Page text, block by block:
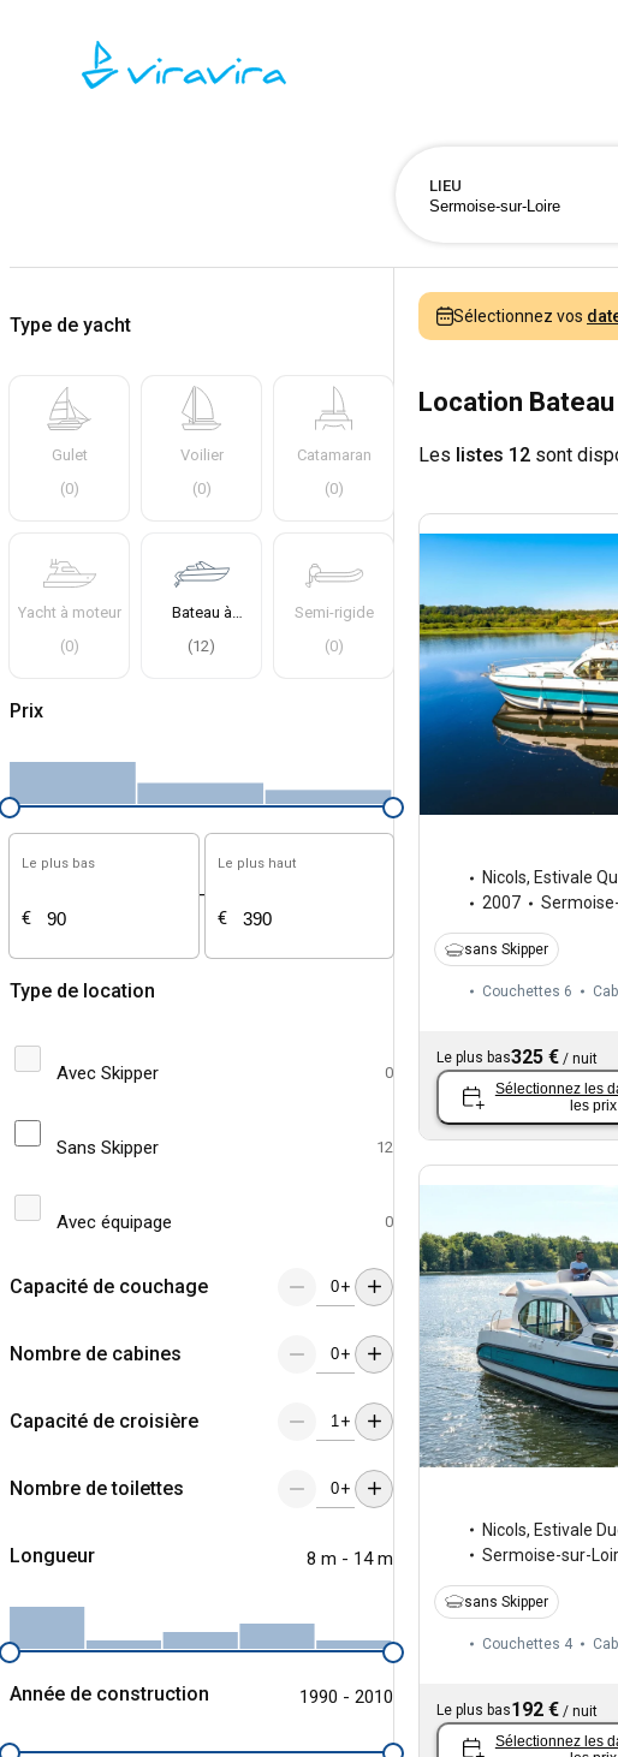
LIEU
Type de yacht
Gulet
(0)
Voilier
(0)
Catamaran
(0)
Yacht à moteur
(0)
Bateau à
(12)
Semi-rigide
(0)
Prix
Le plus bas
€
-
Le plus haut
€
Type de location
Avec Skipper 0
Sans Skipper 12
Avec équipage 0
Capacité de couchage +
Nombre de cabines +
Capacité de croisière +
Nombre de toilettes +
Longueur 8 m - 14 m
Année de construction 1990 - 2010
Sélectionnez vos
Location
Les listes 12 sont
Nicols, Estivale
2007
sans Skipper
Couchettes 6
Le plus bas325 € / nuit
Sélectionnez les
les
Nicols, Estivale
Sermoise-sur-
sans Skipper
Couchettes 4
Le plus bas192 € / nuit
Sélectionnez les